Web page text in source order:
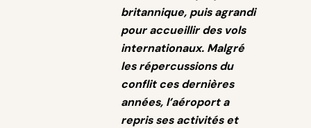
britannique, puis agrandi
pour accueillir des vols
internationaux. Malgré
les répercussions du
conflit ces dernières
années, l’aéroport a
repris ses activités et